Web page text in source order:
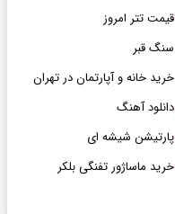
قیمت تتر امروز
سنگ قبر
خرید خانه و آپارتمان در تهران
دانلود آهنگ
پارتیشن شیشه ای
خرید ماساژور تفنگی بلکر